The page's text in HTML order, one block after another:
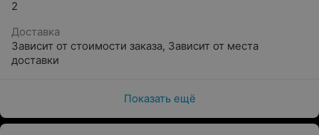
подходит для проведения мероприятий любого
масштаба. Основной зал ресторана вмещает до 70
гостей – это отличное решение для празднования
юбилеев, свадеб, корпоративов или других торжеств.
Для камерных встреч и небольших праздников
2
Доставка
Зависит от стоимости заказа, Зависит от места
доставки
Показать ещё